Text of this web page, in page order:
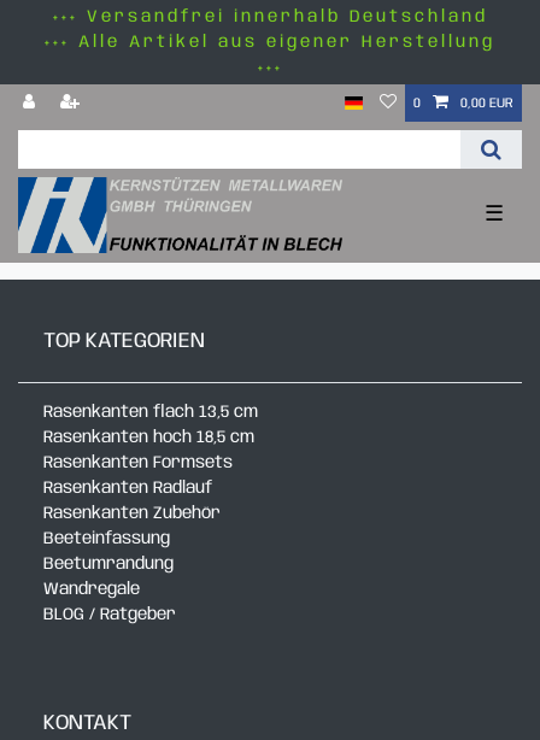
+++ Versandfrei innerhalb Deutschland
+++ Alle Artikel aus eigener Herstellung
+++
0 0,00 EUR
☰
TOP KATEGORIEN
Rasenkanten flach 13,5 cm
Rasenkanten hoch 18,5 cm
Rasenkanten Formsets
Rasenkanten Radlauf
Rasenkanten Zubehör
Beeteinfassung
Beetumrandung
Wandregale
BLOG / Ratgeber
KONTAKT